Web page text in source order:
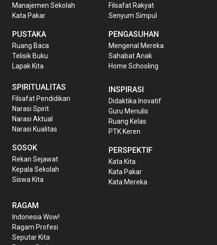
Manajemen Sekolah
Kata Pakar
PUSTAKA
Ruang Baca
Telisik Buku
Lapak Kita
Filsafat Rakyat
Senyum Simpul
PENGASUHAN
Mengenal Mereka
Sahabat Anak
Home Schooling
SPIRITUALITAS
Filsafat Pendidikan
Narasi Spirit
Narasi Aktual
Narasi Kualitas
SOSOK
Rekan Sejawat
Kepala Sekolah
Siswa Kita
INSPIRASI
Didaktika Inovatif
Guru Menulis
Ruang Kelas
PTK Keren
PERSPEKTIF
Kata Kita
Kata Pakar
Kata Mereka
RAGAM
Indonesia Wow!
Ragam Profesi
Seputar Kita